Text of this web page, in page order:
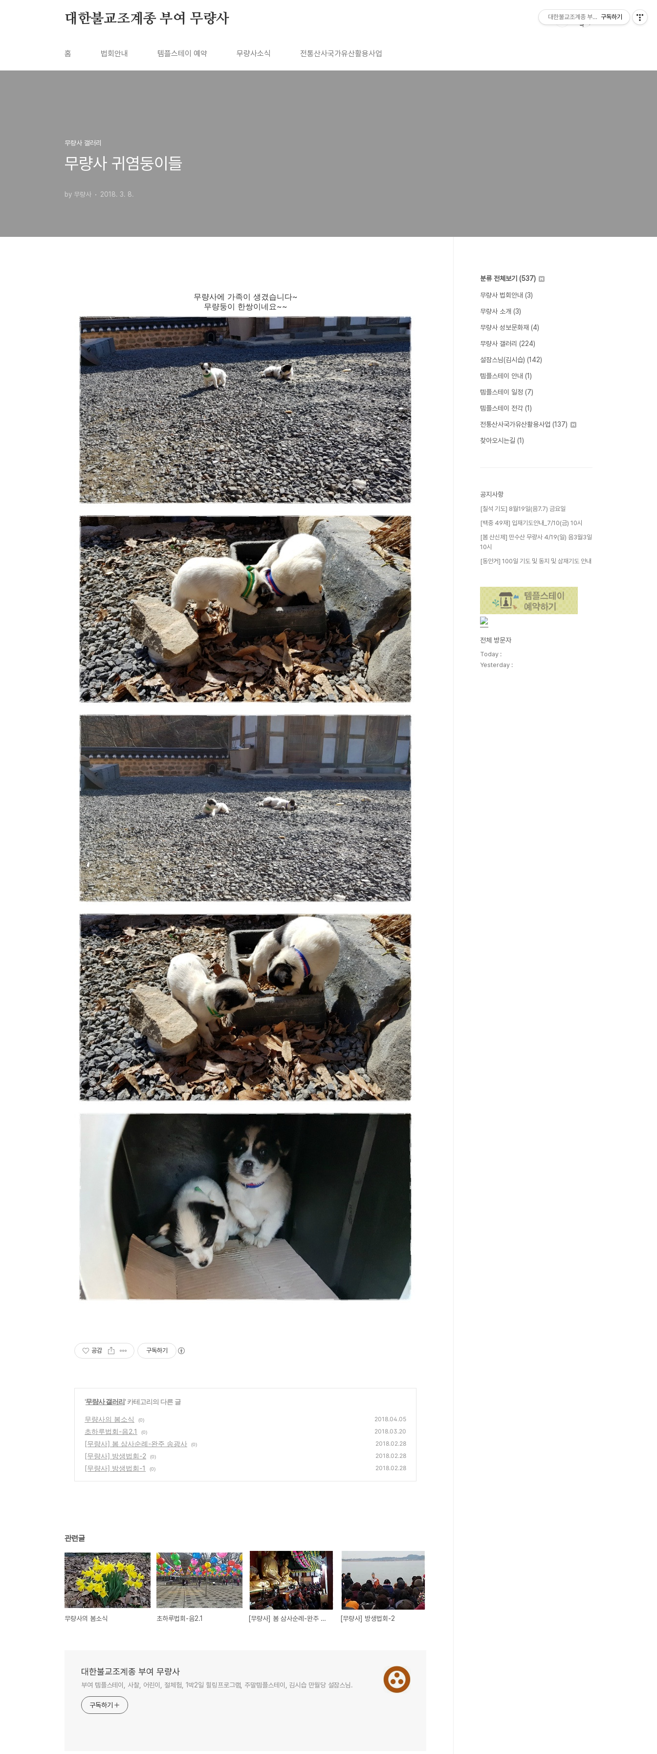
대한불교조계종 부여 무량사
홈 법회안내 템플스테이 예약 무량사소식 전통산사국가유산활용사업
무량사 갤러리
무량사 귀염둥이들
by 무량사 2018. 3. 8.
무량사에 가족이 생겼습니다~
무량둥이 한쌍이네요~~
공감 구독하기
'무량사 갤러리' 카테고리의 다른 글
무량사의 봄소식 (0) 2018.04.05
초하루법회-음2.1 (0) 2018.03.20
[무량사] 봄 삼사순례-완주 송광사 (0) 2018.02.28
[무량사] 방생법회-2 (0) 2018.02.28
[무량사] 방생법회-1 (0) 2018.02.28
관련글
무량사의 봄소식 초하루법회-음2.1 [무량사] 봄 삼사순례-완주 송광사 [무량사] 방생법회-2
대한불교조계종 부여 무량사
부여 템플스테이, 사찰, 어린이, 절체험, 1박2일 힐링프로그램, 주말템플스테이, 김시습 만월당 설잠스님.
구독하기
분류 전체보기 (537)
무량사 법회안내 (3)
무량사 소개 (3)
무량사 성보문화재 (4)
무량사 갤러리 (224)
설잠스님(김시습) (142)
템플스테이 안내 (1)
템플스테이 일정 (7)
템플스테이 전각 (1)
전통산사국가유산활용사업 (137)
찾아오시는길 (1)
공지사항
[칠석 기도] 8월19일(음7.7) 금요일
[백중 49재] 입재기도안내_7/10(금) 10시
[봄 산신제] 만수산 무량사 4/19(일) 음3월3일
10시
[동안거] 100일 기도 및 동지 및 삼재기도 안내
전체 방문자
Today :
Yesterday :
대한불교조계종 부여 무량사
구독하기